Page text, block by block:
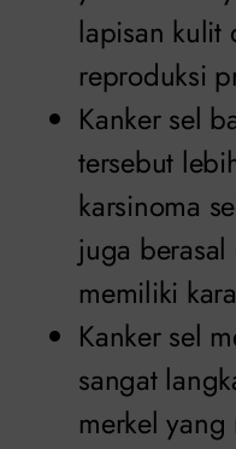
lapisan kulit
reproduksi
Kanker sel
tersebut
karsinoma
juga
memiliki
Kanker sel
sangat
merkel